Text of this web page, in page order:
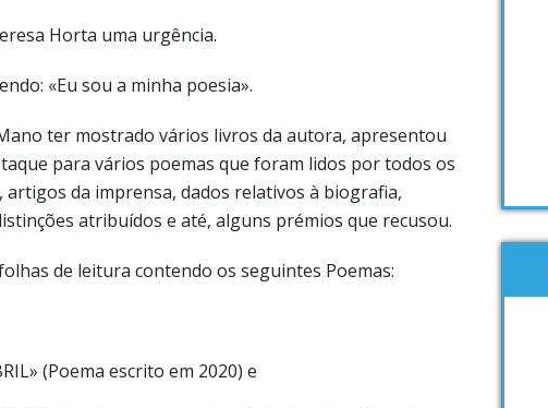
Horta uma urgência.
«Eu sou a minha poesia».
ter mostrado vários livros da autora, apresentou
para vários poemas que foram lidos por todos os
da imprensa, dados relativos à biografia,
atribuídos e até, alguns prémios que recusou.
de leitura contendo os seguintes Poemas:
(Poema escrito em 2020) e